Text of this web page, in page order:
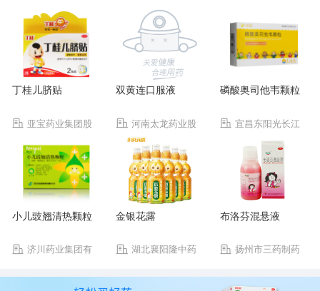
丁桂儿脐贴
亚宝药业集团股
双黄连口服液
河南太龙药业股
份有限公司
磷酸奥司他韦颗粒
宜昌东阳光长江
药业股份有限公司
小儿豉翘清热颗粒
济川药业集团有
金银花露
湖北襄阳隆中药
布洛芬混悬液
扬州市三药制药